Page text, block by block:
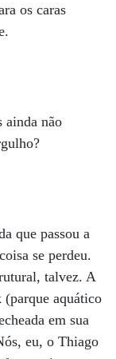
os caras
ainda não
que passou a
se perdeu.
talvez. A
aquático
em sua
eu, o Thiago